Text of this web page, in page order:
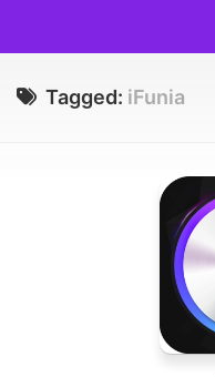
Tagged: iFunia